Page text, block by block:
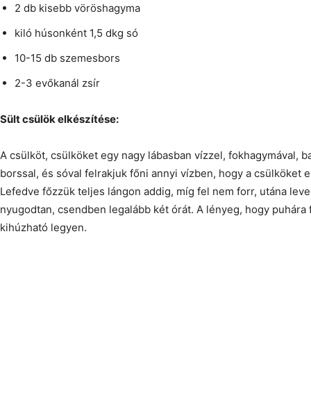
2 db kisebb vöröshagyma
kiló húsonként 1,5 dkg só
10-15 db szemesbors
2-3 evőkanál zsír
Sült csülök elkészítése:
A csülköt, csülköket egy nagy lábasban vízzel, fokhagymával,
borssal, és sóval felrakjuk főni annyi vízben, hogy a csülköket
Lefedve főzzük teljes lángon addig, míg fel nem forr, utána
nyugodtan, csendben legalább két órát. A lényeg, hogy
kihúzható legyen.